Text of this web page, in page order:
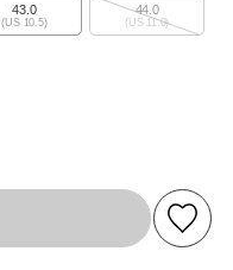
43.0
(US 10.5)
44.0
(US 11.0)